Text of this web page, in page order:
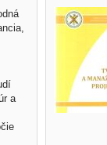
a